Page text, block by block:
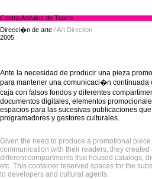
Centro Andaluz de Teatro
Direcci�n de arte / Art Direction
2005
Ante la necesidad de producir una pieza
para mantener una comunicaci�n
caja con falsos fondos y diferentes
documentos digitales, elementos
espacios para las sucesivas publicaciones
programadores y gestores culturales.
Given the need to produce a promotional
communication with their readers, they
different compartments that housed catalogs,
etc. This container reserved spaces for the
to developers and cultural agents.